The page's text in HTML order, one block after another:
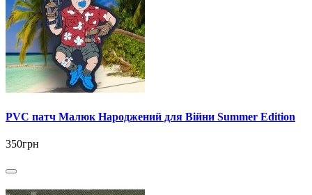
PVC патч Малюк Народжений для Війни Summer Edition
350грн